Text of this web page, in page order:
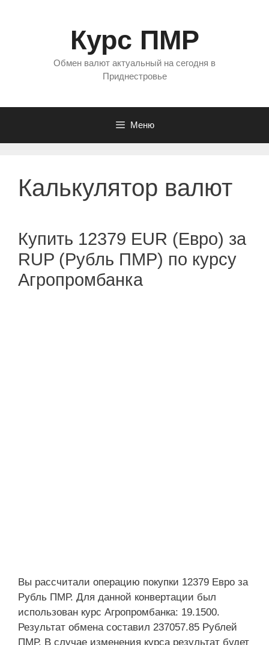
Курс ПМР
Обмен валют актуальный на сегодня в
Приднестровье
Меню
Калькулятор валют
Купить 12379 EUR (Евро) за
RUP (Рубль ПМР) по курсу
Агропромбанка
Вы рассчитали операцию покупки 12379 Евро за
Рубль ПМР. Для данной конвертации был
использован курс Агропромбанка: 19.1500.
Результат обмена составил 237057.85 Рублей
ПМР. В случае изменения курса результат будет